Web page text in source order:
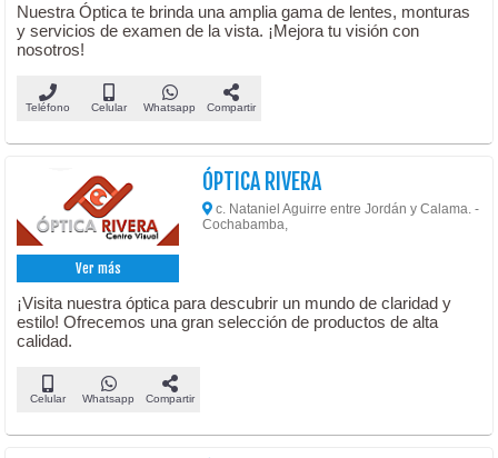
Nuestra Óptica te brinda una amplia gama de lentes, monturas
y servicios de examen de la vista. ¡Mejora tu visión con
nosotros!
Teléfono Celular Whatsapp Compartir
Ver más
ÓPTICA RIVERA
c. Nataniel Aguirre entre Jordán y Calama. -
Cochabamba,
¡Visita nuestra óptica para descubrir un mundo de claridad y
estilo! Ofrecemos una gran selección de productos de alta
calidad.
Celular Whatsapp Compartir